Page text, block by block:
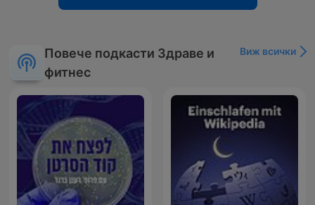
Повече подкасти Здраве и
фитнес
Виж всички